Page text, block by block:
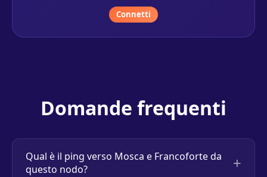
Connetti
Domande frequenti
Qual è il ping verso Mosca e Francoforte da
questo nodo?